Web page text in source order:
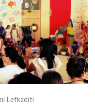
Lefkaditi